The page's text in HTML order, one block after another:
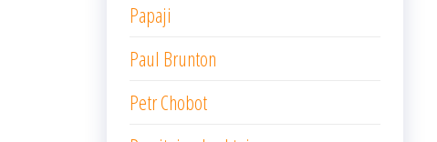
Papaji
Paul Brunton
Petr Chobot